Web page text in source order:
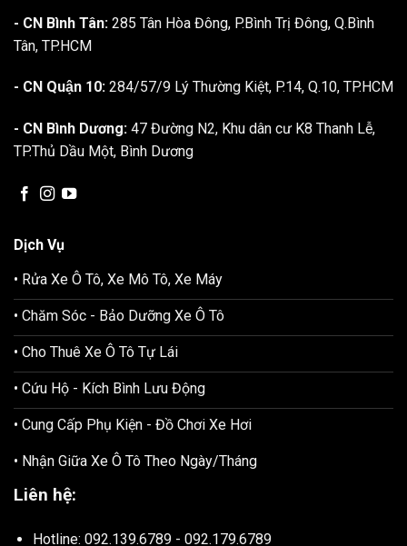
- CN Bình Tân: 285 Tân Hòa Đông, P.Bình Trị Đông, Q.Bình
Tân, TP.HCM
- CN Quận 10: 284/57/9 Lý Thường Kiệt, P.14, Q.10, TP.HCM
- CN Bình Dương: 47 Đường N2, Khu dân cư K8 Thanh Lễ,
TP.Thủ Dầu Một, Bình Dương
Dịch Vụ
• Rửa Xe Ô Tô, Xe Mô Tô, Xe Máy
• Chăm Sóc - Bảo Dưỡng Xe Ô Tô
• Cho Thuê Xe Ô Tô Tự Lái
• Cứu Hộ - Kích Bình Lưu Động
• Cung Cấp Phụ Kiện - Đồ Chơi Xe Hơi
• Nhận Giữa Xe Ô Tô Theo Ngày/Tháng
Liên hệ:
Hotline: 092.139.6789 - 092.179.6789